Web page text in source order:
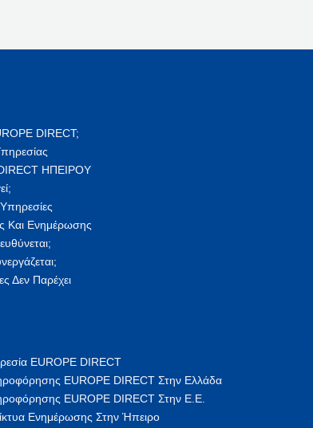
DIRECT;
ΗΠΕΙΡΟΥ
Και Ενημέρωσης
Δεν Παρέχει
EUROPE DIRECT
EUROPE DIRECT Στην Ελλάδα
EUROPE DIRECT Στην Ε.Ε.
Ενημέρωσης Στην Ήπειρο